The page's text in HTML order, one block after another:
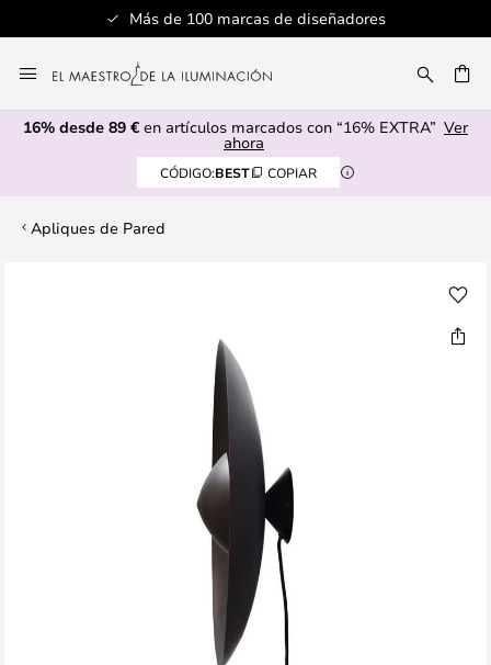
Más de 100 marcas de diseñadores
al
contenido
16% desde 89 € en artículos marcados con “16% EXTRA” Ver
ahora
CÓDIGO:BEST COPIAR
Apliques de Pared